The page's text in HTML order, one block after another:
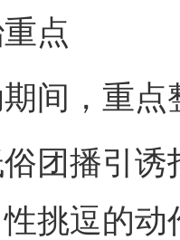
点
，重点
播引诱
挑逗的